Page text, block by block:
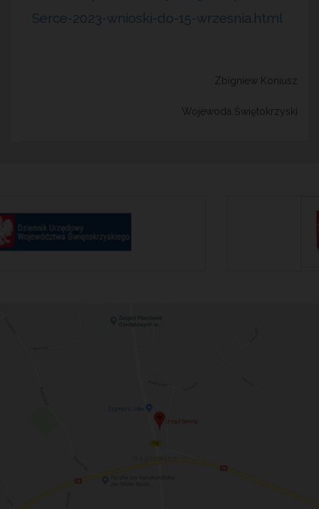
Serce-2023-wnioski-do-15-wrzesnia.html
Zbigniew Koniusz
Wojewoda Świętokrzyski